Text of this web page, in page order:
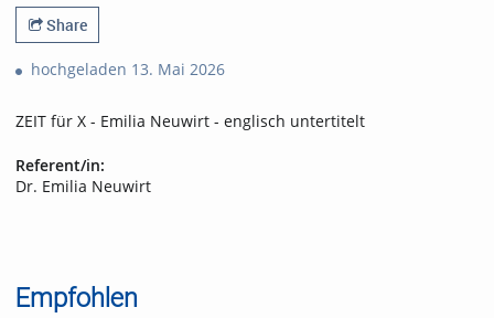
Share
hochgeladen 13. Mai 2026
ZEIT für X - Emilia Neuwirt - englisch untertitelt
Referent/in:
Dr. Emilia Neuwirt
Empfohlen